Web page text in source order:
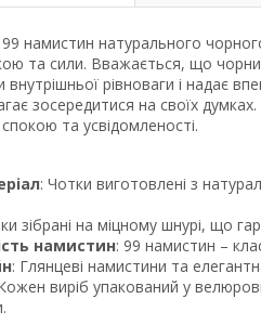
99 намистин натурального
та сили. Вважається, що
внутрішньої рівноваги і надає
зосередитися на своїх
та усвідомленості.
: Чотки виготовлені з
зібрані на міцному шнурі, що
намистин: 99 намистин –
: Глянцеві намистини та
виріб упакований у